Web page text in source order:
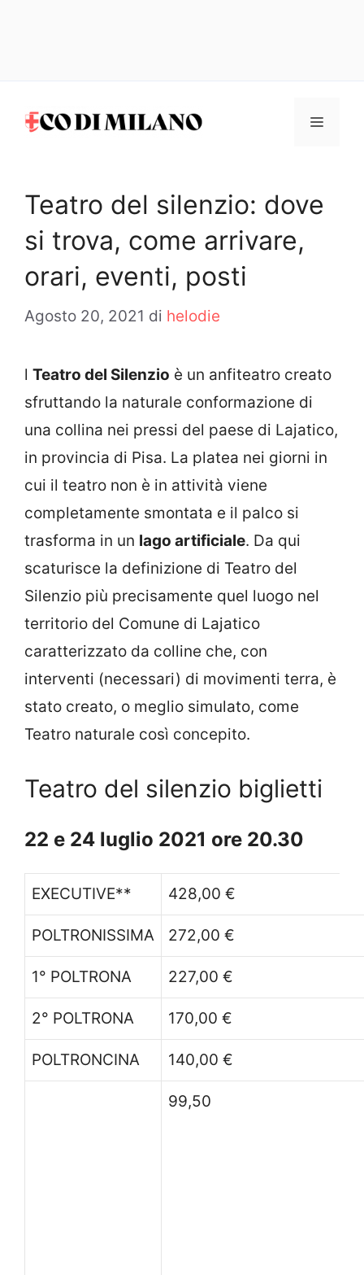
MENU
Teatro del silenzio: dove
si trova, come arrivare,
orari, eventi, posti
Agosto 20, 2021 di helodie
l Teatro del Silenzio è un anfiteatro creato
sfruttando la naturale conformazione di
una collina nei pressi del paese di Lajatico,
in provincia di Pisa. La platea nei giorni in
cui il teatro non è in attività viene
completamente smontata e il palco si
trasforma in un lago artificiale. Da qui
scaturisce la definizione di Teatro del
Silenzio più precisamente quel luogo nel
territorio del Comune di Lajatico
caratterizzato da colline che, con
interventi (necessari) di movimenti terra, è
stato creato, o meglio simulato, come
Teatro naturale così concepito.
Teatro del silenzio biglietti
22 e 24 luglio 2021 ore 20.30
EXECUTIVE** 428,00 €
POLTRONISSIMA 272,00 €
1° POLTRONA 227,00 €
2° POLTRONA 170,00 €
POLTRONCINA 140,00 €
99,50